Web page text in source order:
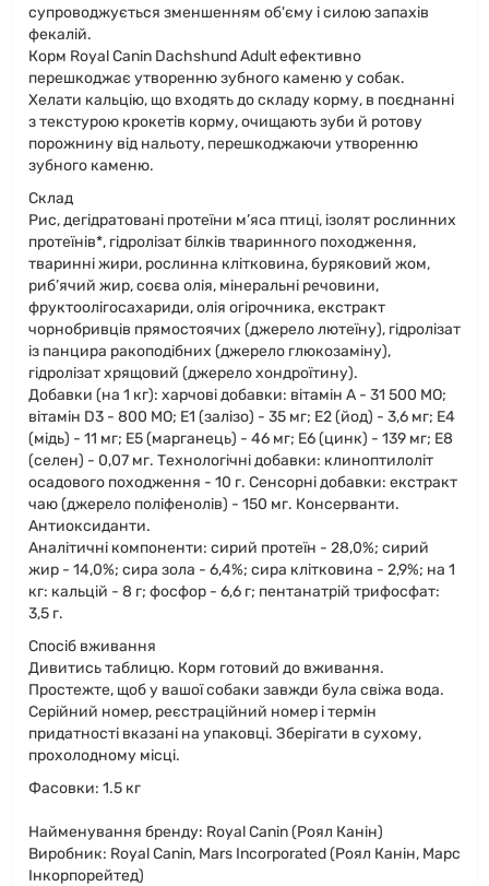
супроводжується зменшенням об'єму і силою запахів
фекалій.
Корм Royal Canin Dachshund Adult ефективно
перешкоджає утворенню зубного каменю у собак.
Хелати кальцію, що входять до складу корму, в поєднанні
з текстурою крокетів корму, очищають зуби й ротову
порожнину від нальоту, перешкоджаючи утворенню
зубного каменю.
Склад
Рис, дегідратовані протеїни м’яса птиці, ізолят рослинних
протеїнів*, гідролізат білків тваринного походження,
тваринні жири, рослинна клітковина, буряковий жом,
риб’ячий жир, соєва олія, мінеральні речовини,
фруктоолігосахариди, олія огірочника, екстракт
чорнобривців прямостоячих (джерело лютеїну), гідролізат
із панцира ракоподібних (джерело глюкозаміну),
гідролізат хрящовий (джерело хондроїтину).
Добавки (на 1 кг): харчові добавки: вітамін A - 31 500 MO;
вітамін D3 - 800 MO; E1 (залізо) - 35 мг; E2 (йод) - 3,6 мг; E4
(мідь) - 11 мг; E5 (марганець) - 46 мг; E6 (цинк) - 139 мг; E8
(селен) - 0,07 мг. Технологічні добавки: клиноптилоліт
осадового походження - 10 г. Сенсорні добавки: екстракт
чаю (джерело поліфенолів) - 150 мг. Консерванти.
Антиоксиданти.
Аналітичні компоненти: сирий протеїн - 28,0%; сирий
жир - 14,0%; сира зола - 6,4%; сира клітковина - 2,9%; на 1
кг: кальцій - 8 г; фосфор - 6,6 г; пентанатрій трифосфат:
3,5 г.
Спосіб вживання
Дивитись таблицю. Корм готовий до вживання.
Простежте, щоб у вашої собаки завжди була свіжа вода.
Серійний номер, реєстраційний номер і термін
придатності вказані на упаковці. Зберігати в сухому,
прохолодному місці.
Фасовки: 1.5 кг
Найменування бренду: Royal Canin (Роял Канін)
Виробник: Royal Canin, Mars Incorporated (Роял Канін, Марс
Інкорпорейтед)